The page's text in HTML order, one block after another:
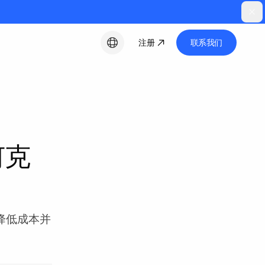
中文
注册 联系我们
低成本并